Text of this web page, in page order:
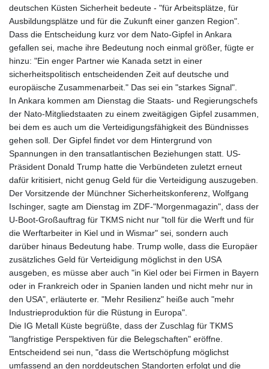
deutschen Küsten Sicherheit bedeute - "für Arbeitsplätze, für
Ausbildungsplätze und für die Zukunft einer ganzen Region".
Dass die Entscheidung kurz vor dem Nato-Gipfel in Ankara
gefallen sei, mache ihre Bedeutung noch einmal größer, fügte er
hinzu: "Ein enger Partner wie Kanada setzt in einer
sicherheitspolitisch entscheidenden Zeit auf deutsche und
europäische Zusammenarbeit." Das sei ein "starkes Signal".
In Ankara kommen am Dienstag die Staats- und Regierungschefs
der Nato-Mitgliedstaaten zu einem zweitägigen Gipfel zusammen,
bei dem es auch um die Verteidigungsfähigkeit des Bündnisses
gehen soll. Der Gipfel findet vor dem Hintergrund von
Spannungen in den transatlantischen Beziehungen statt. US-
Präsident Donald Trump hatte die Verbündeten zuletzt erneut
dafür kritisiert, nicht genug Geld für die Verteidigung auszugeben.
Der Vorsitzende der Münchner Sicherheitskonferenz, Wolfgang
Ischinger, sagte am Dienstag im ZDF-"Morgenmagazin", dass der
U-Boot-Großauftrag für TKMS nicht nur "toll für die Werft und für
die Werftarbeiter in Kiel und in Wismar" sei, sondern auch
darüber hinaus Bedeutung habe. Trump wolle, dass die Europäer
zusätzliches Geld für Verteidigung möglichst in den USA
ausgeben, es müsse aber auch "in Kiel oder bei Firmen in Bayern
oder in Frankreich oder in Spanien landen und nicht mehr nur in
den USA", erläuterte er. "Mehr Resilienz" heiße auch "mehr
Industrieproduktion für die Rüstung in Europa".
Die IG Metall Küste begrüßte, dass der Zuschlag für TKMS
"langfristige Perspektiven für die Belegschaften" eröffne.
Entscheidend sei nun, "dass die Wertschöpfung möglichst
umfassend an den norddeutschen Standorten erfolgt und die